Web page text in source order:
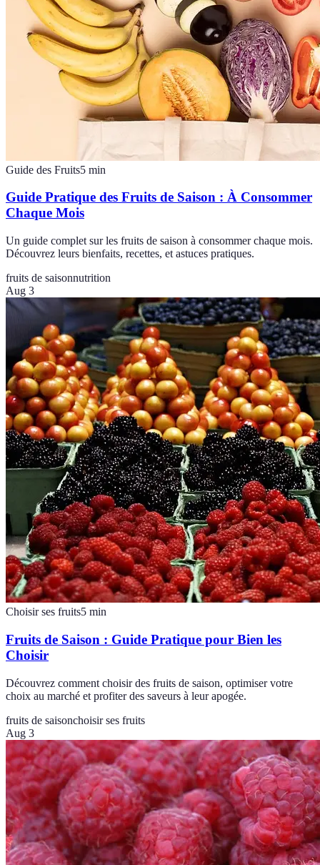
Guide des Fruits5 min
Guide Pratique des Fruits de Saison : À Consommer
Chaque Mois
Un guide complet sur les fruits de saison à consommer chaque mois.
Découvrez leurs bienfaits, recettes, et astuces pratiques.
fruits de saisonnutrition
Aug 3
Choisir ses fruits5 min
Fruits de Saison : Guide Pratique pour Bien les
Choisir
Découvrez comment choisir des fruits de saison, optimiser votre
choix au marché et profiter des saveurs à leur apogée.
fruits de saisonchoisir ses fruits
Aug 3